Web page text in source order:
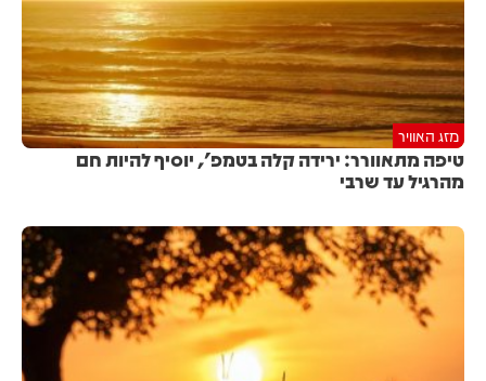
מזג האוויר
טיפה מתאוורר: ירידה קלה בטמפ', יוסיף להיות חם
מהרגיל עד שרבי